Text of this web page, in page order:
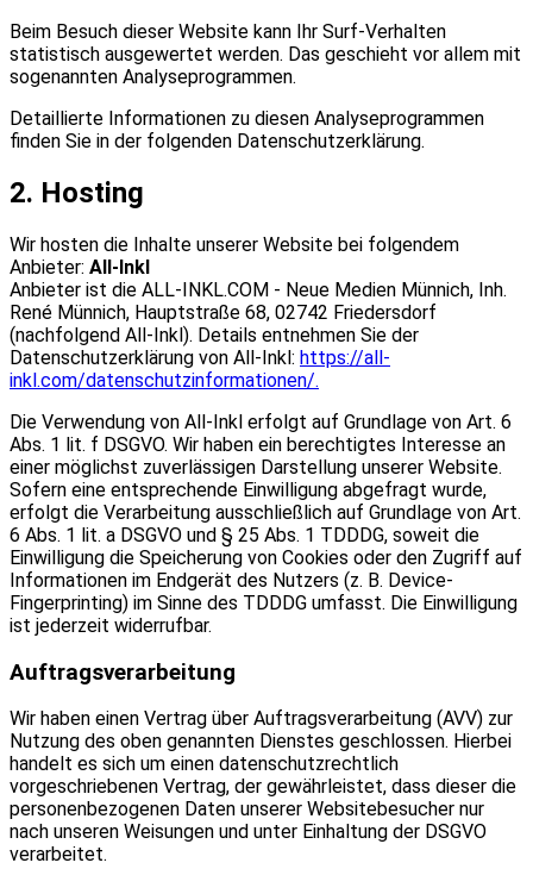
Beim Besuch dieser Website kann Ihr Surf-Verhalten
statistisch ausgewertet werden. Das geschieht vor allem mit
sogenannten Analyseprogrammen.
Detaillierte Informationen zu diesen Analyseprogrammen
finden Sie in der folgenden Datenschutzerklärung.
2. Hosting
Wir hosten die Inhalte unserer Website bei folgendem
Anbieter: All-Inkl
Anbieter ist die ALL-INKL.COM - Neue Medien Münnich, Inh.
René Münnich, Hauptstraße 68, 02742 Friedersdorf
(nachfolgend All-Inkl). Details entnehmen Sie der
Datenschutzerklärung von All-Inkl: https://all-
inkl.com/datenschutzinformationen/.
Die Verwendung von All-Inkl erfolgt auf Grundlage von Art. 6
Abs. 1 lit. f DSGVO. Wir haben ein berechtigtes Interesse an
einer möglichst zuverlässigen Darstellung unserer Website.
Sofern eine entsprechende Einwilligung abgefragt wurde,
erfolgt die Verarbeitung ausschließlich auf Grundlage von Art.
6 Abs. 1 lit. a DSGVO und § 25 Abs. 1 TDDDG, soweit die
Einwilligung die Speicherung von Cookies oder den Zugriff auf
Informationen im Endgerät des Nutzers (z. B. Device-
Fingerprinting) im Sinne des TDDDG umfasst. Die Einwilligung
ist jederzeit widerrufbar.
Auftragsverarbeitung
Wir haben einen Vertrag über Auftragsverarbeitung (AVV) zur
Nutzung des oben genannten Dienstes geschlossen. Hierbei
handelt es sich um einen datenschutzrechtlich
vorgeschriebenen Vertrag, der gewährleistet, dass dieser die
personenbezogenen Daten unserer Websitebesucher nur
nach unseren Weisungen und unter Einhaltung der DSGVO
verarbeitet.